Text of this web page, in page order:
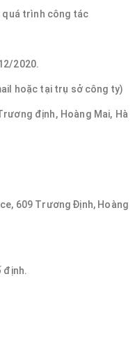
quá trình công tác
2020.
hoặc tại trụ sở công ty)
định, Hoàng Mai, Hà
609 Trương Định, Hoàng
định.